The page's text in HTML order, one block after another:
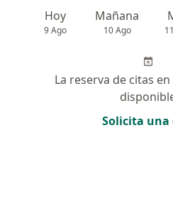
Hoy
9 Ago
Mañana
10 Ago
La reserva de citas
Solicita una